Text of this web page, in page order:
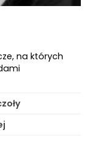
na których